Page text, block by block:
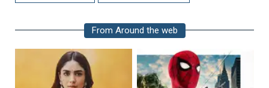
From Around the web